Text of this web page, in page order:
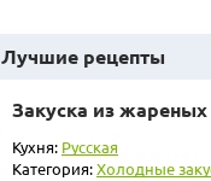
Лучшие рецепты
Закуска из жареных
Кухня: Русская
Категория:Холодные